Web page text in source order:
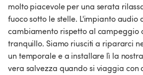
molto piacevole per una serata
fuoco sotto le stelle. L'impianto audio
cambiamento rispetto al campeggio
tranquillo. Siamo riusciti a ripararci
un temporale e a installare lì la
vera salvezza quando si viaggia con